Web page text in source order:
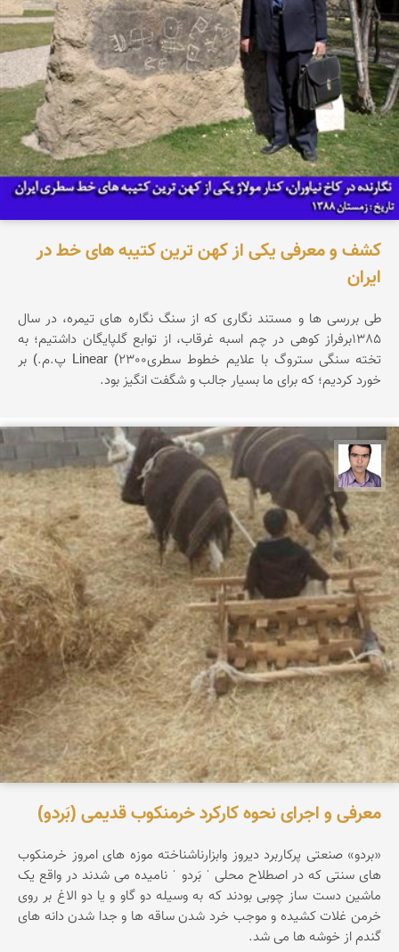
کشف و معرفی یکی از کهن ترین کتیبه های خط در
ایران
طی بررسی ها و مستند نگاری که از سنگ نگاره های تیمره، در سال
1385برفراز کوهی در چم اسبه غرقاب، از توابع گلپایگان داشتیم؛ به
تخته سنگی ستروگ با علایم خطوط سطریLinear (2300 پ.م.) بر
خورد کردیم؛ که برای ما بسیار جالب و شگفت انگیز بود.
حسن صفری
معرفی و اجرای نحوه کارکرد خرمنکوب قدیمی (بَردو)
«بردو» صنعتی پرکاربرد دیروز وابزارناشناخته موزه های امروز خرمنکوب
های سنتی که در اصطلاح محلی ˈ بَردو ˈ نامیده می شدند در واقع یک
ماشین دست ساز چوبی بودند که به وسیله دو گاو و یا دو الاغ بر روی
خرمن غلات کشیده و موجب خرد شدن ساقه ها و جدا شدن دانه های
گندم از خوشه ها می شد.